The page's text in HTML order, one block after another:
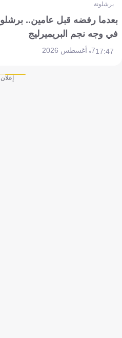
برشلونة
بعدما رفضه قبل عامين..
في وجه نجم البريميرليج
17:477 أغسطس 2026
إعلان